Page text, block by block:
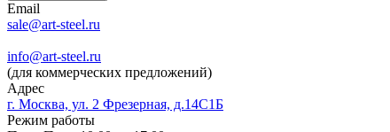
Email
sale@art-steel.ru
info@art-steel.ru
(для коммерческих предложений)
Адрес
г. Москва, ул. 2 Фрезерная, д.14С1Б
Режим работы